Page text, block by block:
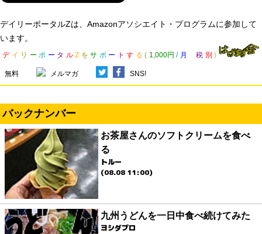
デイリーポータルZは、Amazonアソシエイト・プログラムに参加して
います。
デ イ リ ー ポ ー タ ル Z を サ ポ ー ト す る ( 1,000円 / 月 税 別 )
無料 メルマガ SNS!
バックナンバー
お茶屋さんのソフトクリームを食べ
る
トルー
(08.08 11:00)
九州うどんを一日中食べ続けてみた
ヨシダプロ